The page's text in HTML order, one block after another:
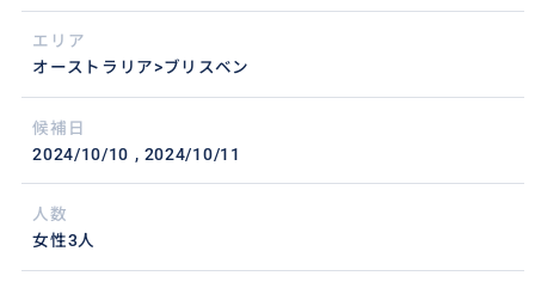
エリア
オーストラリア>ブリスベン
候補日
2024/10/10
2024/10/11
人数
女性3人